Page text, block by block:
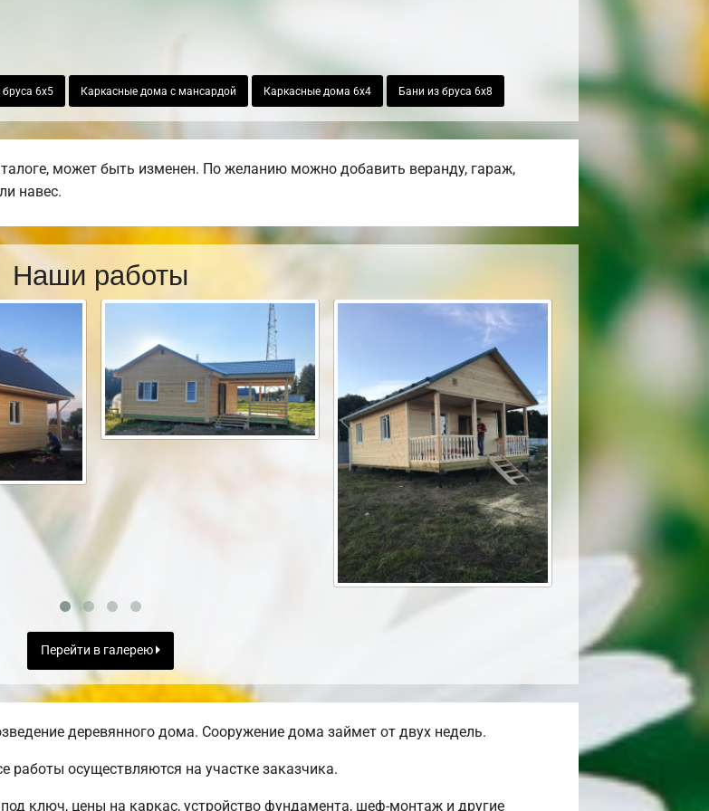
6х5 Каркасные дома с мансардой Каркасные дома 6х4 Бани из бруса 6х8
может быть изменен. По желанию можно добавить веранду, гараж,
навес.
Наши работы
Перейти в галерею
деревянного дома. Сооружение дома займет от двух недель.
осуществляются на участке заказчика.
ключ, цены на каркас, устройство фундамента, шеф-монтаж и другие